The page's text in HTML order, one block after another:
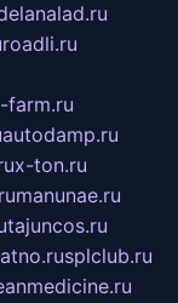
roadli.ru
farm.ru
autodamp.ru
x-ton.ru
manunae.ru
tajuncos.ru
splclub.ru